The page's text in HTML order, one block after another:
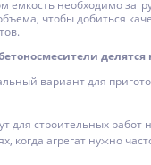
емкость необходимо
чтобы добиться
делятся
вариант для
для строительных работ
когда агрегат нужно